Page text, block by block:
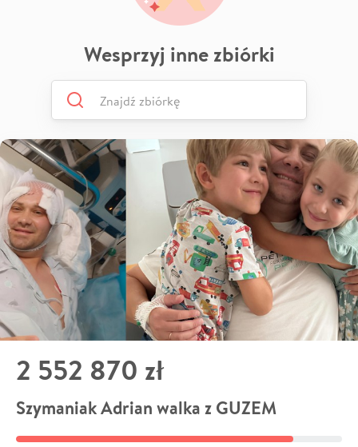
Wesprzyj inne zbiórki
2 552 870 zł
Szymaniak Adrian walka z GUZEM